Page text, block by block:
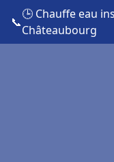
📞
🕒 Chauffe eau
Châteaubourg